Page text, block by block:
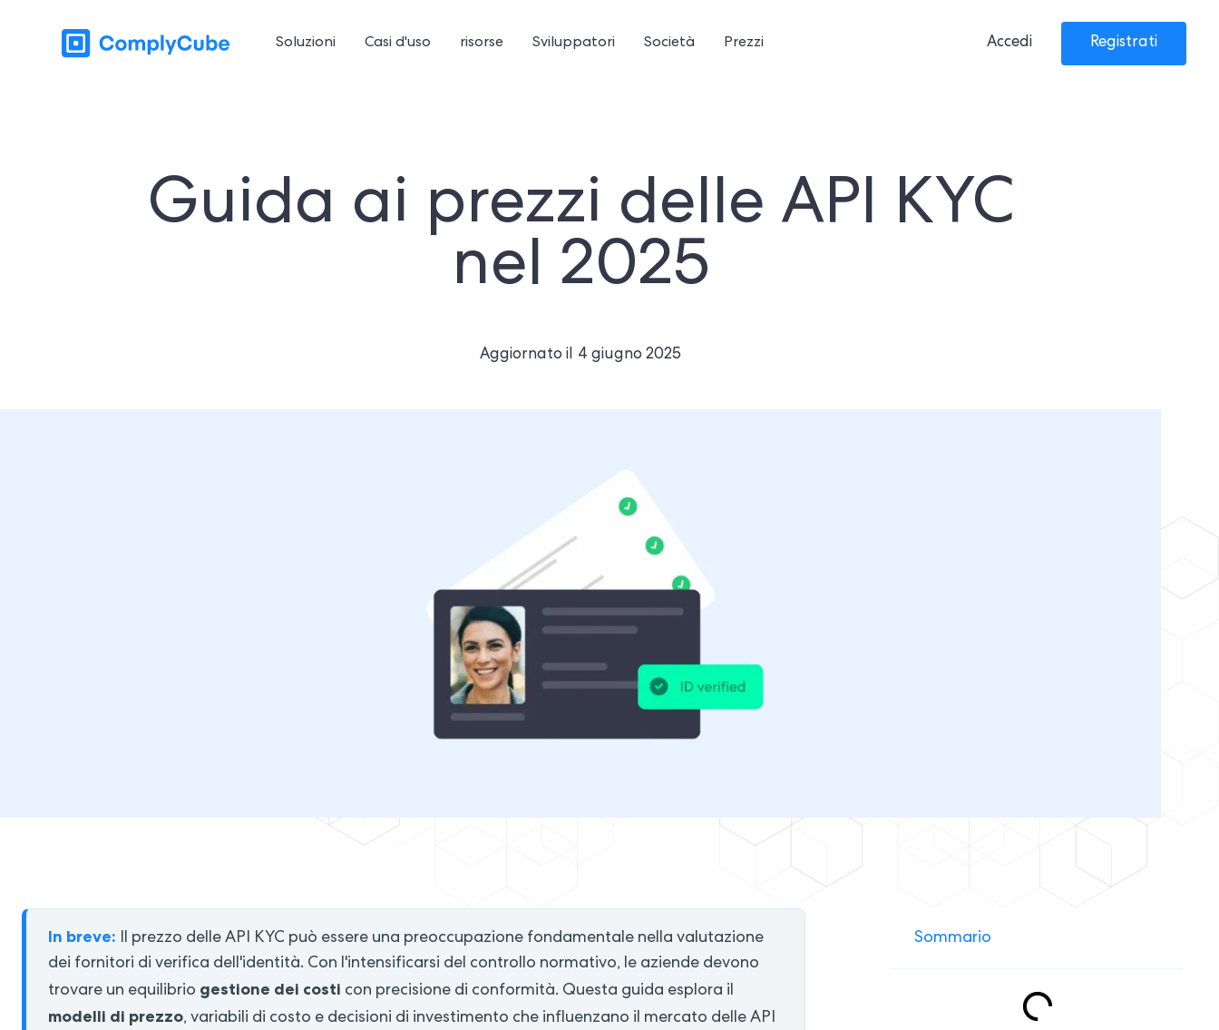
Soluzioni Casi d'uso risorse Sviluppatori Società Prezzi Accedi Registrati
Guida ai prezzi delle API KYC
nel 2025
Aggiornato il 4 giugno 2025
In breve: Il prezzo delle API KYC può essere una preoccupazione fondamentale nella valutazione
dei fornitori di verifica dell'identità. Con l'intensificarsi del controllo normativo, le aziende devono
trovare un equilibrio gestione dei costi con precisione di conformità. Questa guida esplora il
modelli di prezzo, variabili di costo e decisioni di investimento che influenzano il mercato delle API
Sommario